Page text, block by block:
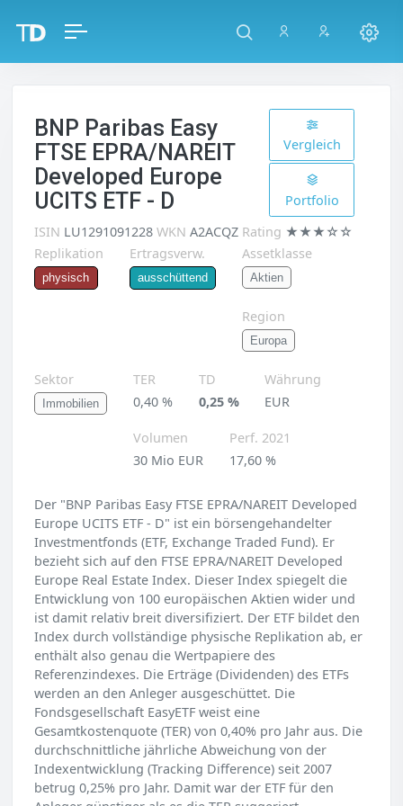
BNP Paribas Easy
FTSE EPRA/NAREIT
Developed Europe
UCITS ETF - D
Vergleich
Portfolio
ISIN LU1291091228 WKN A2ACQZ Rating ★★★☆☆
Replikation
physisch
Ertragsverw.
ausschüttend
Assetklasse
Aktien
Region
Europa
Sektor
Immobilien
TER
0,40 %
TD
0,25 %
Währung
EUR
Volumen
30 Mio EUR
Perf. 2021
17,60 %
Der "BNP Paribas Easy FTSE EPRA/NAREIT Developed
Europe UCITS ETF - D" ist ein börsengehandelter
Investmentfonds (ETF, Exchange Traded Fund). Er
bezieht sich auf den FTSE EPRA/NAREIT Developed
Europe Real Estate Index. Dieser Index spiegelt die
Entwicklung von 100 europäischen Aktien wider und
ist damit relativ breit diversifiziert. Der ETF bildet den
Index durch vollständige physische Replikation ab, er
enthält also genau die Wertpapiere des
Referenzindexes. Die Erträge (Dividenden) des ETFs
werden an den Anleger ausgeschüttet. Die
Fondsgesellschaft EasyETF weist eine
Gesamtkostenquote (TER) von 0,40% pro Jahr aus. Die
durchschnittliche jährliche Abweichung von der
Indexentwicklung (Tracking Difference) seit 2007
betrug 0,25% pro Jahr. Damit war der ETF für den